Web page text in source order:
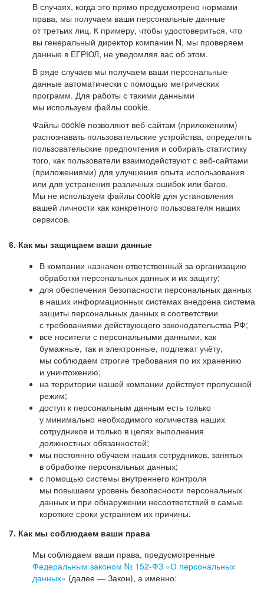
В случаях, когда это прямо предусмотрено нормами
права, мы получаем ваши персональные данные
от третьих лиц. К примеру, чтобы удостовериться, что
вы генеральный директор компании N, мы проверяем
данные в ЕГРЮЛ, не уведомляя вас об этом.
В ряде случаев мы получаем ваши персональные
данные автоматически с помощью метрических
программ. Для работы с такими данными
мы используем файлы cookie.
Файлы cookie позволяют веб-сайтам (приложениям)
распознавать пользовательские устройства, определять
пользовательские предпочтения и собирать статистику
того, как пользователи взаимодействуют с веб-сайтами
(приложениями) для улучшения опыта использования
или для устранения различных ошибок или багов.
Мы не используем файлы cookie для установления
вашей личности как конкретного пользователя наших
сервисов.
6. Как мы защищаем ваши данные
В компании назначен ответственный за организацию
обработки персональных данных и их защиту;
для обеспечения безопасности персональных данных
в наших информационных системах внедрена система
защиты персональных данных в соответствии
с требованиями действующего законодательства РФ;
все носители с персональными данными, как
бумажные, так и электронные, подлежат учёту,
мы соблюдаем строгие требования по их хранению
и уничтожению;
на территории нашей компании действует пропускной
режим;
доступ к персональным данным есть только
у минимально необходимого количества наших
сотрудников и только в целях выполнения
должностных обязанностей;
мы постоянно обучаем наших сотрудников, занятых
в обработке персональных данных;
с помощью системы внутреннего контроля
мы повышаем уровень безопасности персональных
данных и при обнаружении несоответствий в самые
короткие сроки устраняем их причины.
7. Как мы соблюдаем ваши права
Мы соблюдаем ваши права, предусмотренные
Федеральным законом № 152-ФЗ «О персональных
данных» (далее — Закон), а именно: